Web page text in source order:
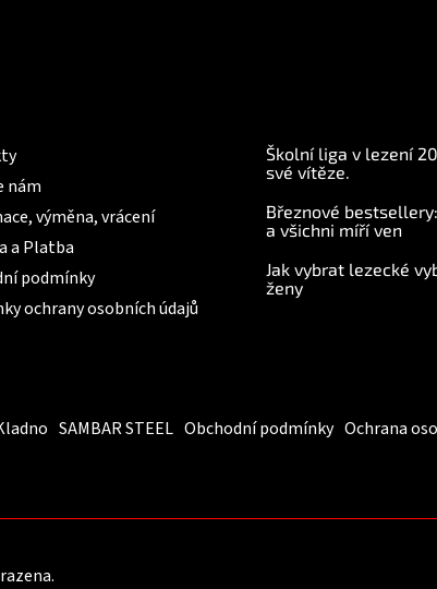
nám
výměna, vrácení
a Platba
podmínky
ochrany osobních údajů
Školní liga v lezení
své vítěze.
Březnové
a všichni míří ven
Jak vybrat lezecké
ženy
SAMBAR STEEL Obchodní podmínky Ochrana